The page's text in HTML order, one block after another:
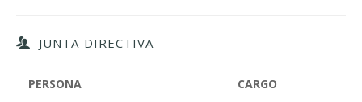
JUNTA DIRECTIVA
PERSONA CARGO